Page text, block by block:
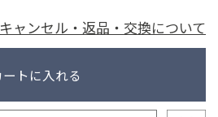
キャンセル・返品・交換について